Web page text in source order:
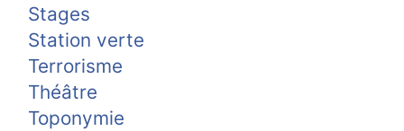
Stages
Station verte
Terrorisme
Théâtre
Toponymie